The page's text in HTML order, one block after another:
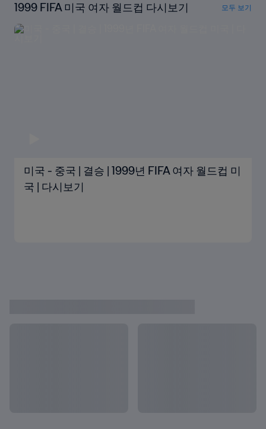
1999 FIFA 미국 여자 월드컵 다시보기 모두 보기
미국 - 중국 | 결승 | 1999년 FIFA 여자 월드컵 미
국 | 다시보기